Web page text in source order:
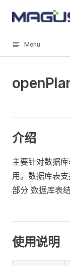
Skip to content
Menu
介绍
主要针对数据
用。数据库表
部分 数据库表结
使用说明